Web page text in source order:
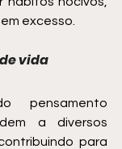
excesso.
vida
pensamento
a diversos
para